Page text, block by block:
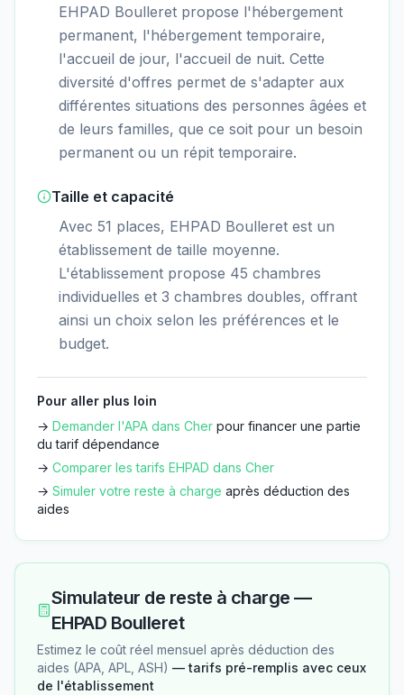
EHPAD Boulleret propose l'hébergement
permanent, l'hébergement temporaire,
l'accueil de jour, l'accueil de nuit. Cette
diversité d'offres permet de s'adapter aux
différentes situations des personnes âgées et
de leurs familles, que ce soit pour un besoin
permanent ou un répit temporaire.
Taille et capacité
Avec 51 places, EHPAD Boulleret est un
établissement de taille moyenne.
L'établissement propose 45 chambres
individuelles et 3 chambres doubles, offrant
ainsi un choix selon les préférences et le
budget.
Pour aller plus loin
→ Demander l'APA dans Cher pour financer une partie
du tarif dépendance
→ Comparer les tarifs EHPAD dans Cher
→ Simuler votre reste à charge après déduction des
aides
Simulateur de reste à charge —
EHPAD Boulleret
Estimez le coût réel mensuel après déduction des
aides (APA, APL, ASH) — tarifs pré-remplis avec ceux
de l'établissement